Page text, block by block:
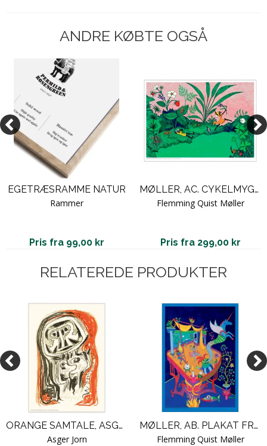
ANDRE KØBTE OGSÅ
EGETRÆSRAMME NATUR
Rammer
Pris fra 99,00 kr
MØLLER, AC. CYKELMYGGEN & DANSEMYGGEN #13
Flemming Quist Møller
Pris fra 299,00 kr
RELATEREDE PRODUKTER
ORANGE SAMTALE, ASGER JORN
Asger Jorn
MØLLER, AB. PLAKAT FRA FRISE #2
Flemming Quist Møller